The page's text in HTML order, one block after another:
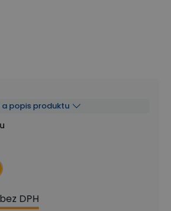
popis produktu
bez DPH